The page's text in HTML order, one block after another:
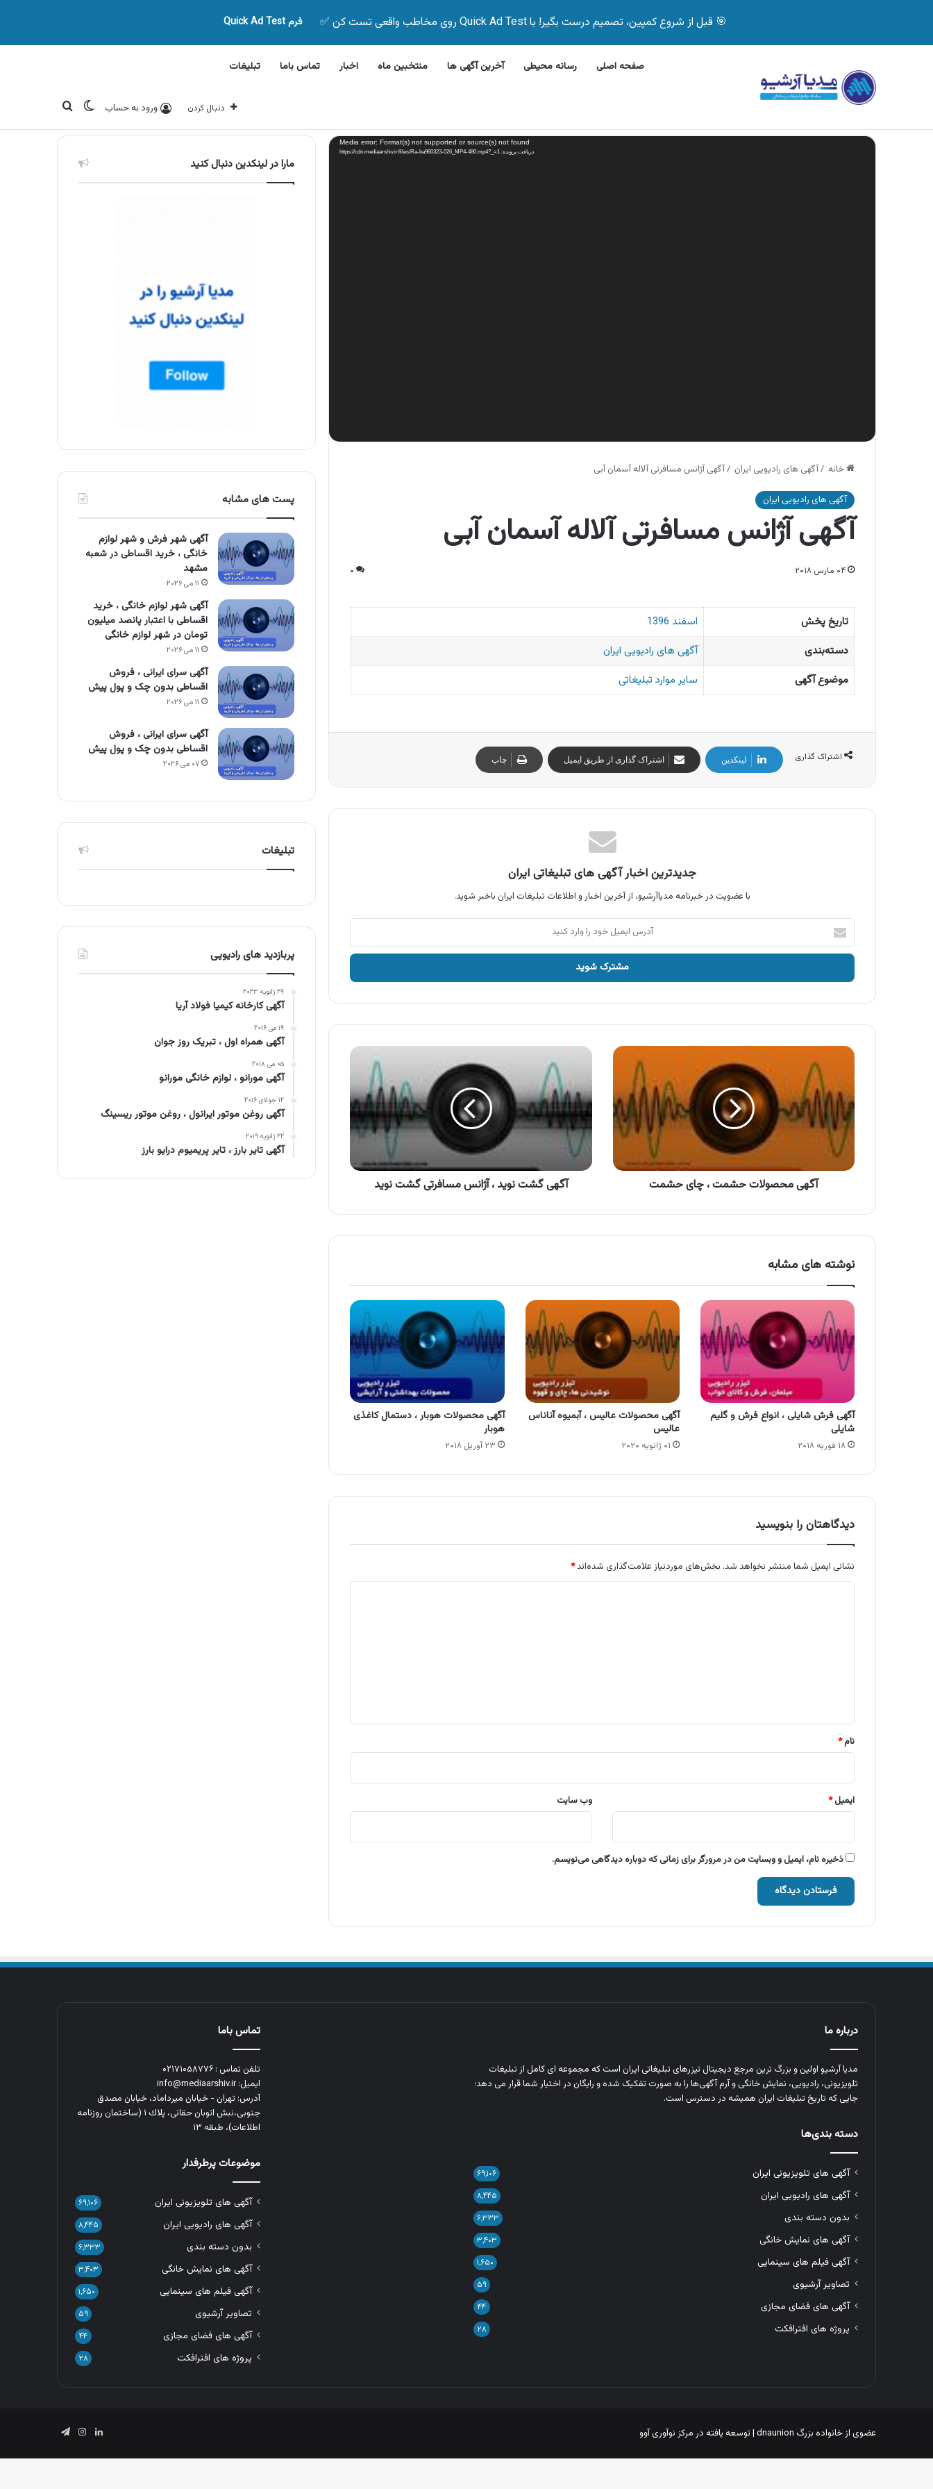
🎯 قبل از شروع کمپین، تصمیم درست بگیر! با Quick Ad Test روی مخاطب واقعی تست کن ✅ فرم Quick Ad Test
صفحه اصلی رسانه محیطی آخرین آگهی ها منتخبین ماه اخبار تماس باما تبلیغات
دنبال کردن ورود به حساب تغییر پوسته
جستجو برای جمعه, 7 آگوست 2026 آگهی های تازه
نمایشگر
ویدیو Media error: Format(s) not supported or source(s) not found
دریافت پرونده: https://cdn.mediaarshiv.ir/files/Ra-ba960323-026_MP4-480.mp4?_=1
خانه /آگهی های رادیویی ایران /آگهی آژانس مسافرتی آلاله آسمان آبی
آگهی های رادیویی ایران
آگهی آژانس مسافرتی آلاله آسمان آبی
۰۴ مارس ۲۰۱۸ ۰
تاریخ پخش
اسفند 1396
دسته‌بندی
آگهی های رادیویی ایران
موضوع آگهی
سایر موارد تبلیغاتی
اشتراک گذاری لینکدین اشتراک گذاری از طریق ایمیل چاپ
جدیدترین اخبار آگهی های تبلیغاتی ایران
با عضویت در خبرنامه مدیاآرشیو، از آخرین اخبار و اطلاعات تبلیغات ایران باخبر شوید.
آدرس
ایمیل
خود
وارد
آگهی
محصولات
حشمت
،
چای
حشمت
آگهی محصولات حشمت ، چای حشمت
آگهی
،
آژانس
مسافرتی
گشت
نوید
آگهی گشت نوید ، آژانس مسافرتی گشت نوید
نوشته های مشابه
آگهی فرش شایلی ، انواع فرش و گلیم
شایلی
۱۸ فوریه ۲۰۱۸
آگهی محصولات عالیس ، آبمیوه آناناس
عالیس
۰۱ ژانویه ۲۰۲۰
آگهی محصولات هوبار ، دستمال کاغذی
هوبار
۲۳ آوریل ۲۰۱۸
دیدگاهتان را بنویسید
نشانی ایمیل شما منتشر نخواهد شد. بخش‌های موردنیاز علامت‌گذاری شده‌اند*
نام*
ایمیل* وب‌ سایت
ذخیره نام، ایمیل و وبسایت من در مرورگر برای زمانی که دوباره دیدگاهی می‌نویسم.
مارا در لینکدین دنبال کنید
پست های مشابه
آگهی شهر فرش و شهر لوازم
خانگی ، خرید اقساطی در شعبه
مشهد
۱۱ می ۲۰۲۶
آگهی شهر لوازم خانگی ، خرید
اقساطی با اعتبار پانصد میلیون
تومان در شهر لوازم خانگی
۱۱ می ۲۰۲۶
آگهی سرای ایرانی ، فروش
اقساطی بدون چک و پول پیش
۱۱ می ۲۰۲۶
آگهی سرای ایرانی ، فروش
اقساطی بدون چک و پول پیش
۰۷ می ۲۰۲۶
تبلیغات
پربازدید های رادیویی
۲۹ ژانویه ۲۰۲۳
آگهی کارخانه کیمیا فولاد آریا
۱۹ می ۲۰۱۶
آگهی همراه اول ، تبریک روز جوان
۰۵ می ۲۰۱۸
آگهی مورانو ، لوازم خانگی مورانو
۱۲ جولای ۲۰۱۶
آگهی روغن موتور ایرانول ، روغن موتور ریسینگ
۲۲ ژانویه ۲۰۱۹
آگهی تایر بارز ، تایر پریمیوم درایو بارز
درباره ما
مدیا آرشیو اولین و بزرگ‌ ترین مرجع دیجیتال تیزرهای تبلیغاتی ایران است که مجموعه‌ ای کامل از تبلیغات
تلویزیونی، رادیویی، نمایش خانگی و آرم‌ آگهی‌ها را به‌ صورت تفکیک‌ شده و رایگان در اختیار شما قرار می‌ دهد؛
جایی که تاریخ تبلیغات ایران همیشه در دسترس است.
دسته بندی‌ها
آگهی های تلویزیونی ایران ۶۹,۱۰۶
آگهی های رادیویی ایران ۸,۴۴۵
بدون دسته بندی ۶,۳۳۳
آگهی های نمایش خانگی ۳,۴۰۳
آگهی فیلم های سینمایی ۱,۶۵۰
تصاویر آرشیوی ۵۹
آگهی های فضای مجازی ۴۴
پروژه های افترافکت ۲۸
تماس باما
تلفن تماس : ۰۲۱۷۱۰۵۸۷۷۶
ایمیل: info@mediaarshiv.ir
آدرس: تهران - خیابان میرداماد، خیابان مصدق
جنوبی،نبش اتوبان حقانی، پلاك ١ (ساختمان روزنامه
اطلاعات)، طبقه ۱۳
موضوعات پرطرفدار
آگهی های تلویزیونی ایران ۶۹,۱۰۶
آگهی های رادیویی ایران ۸,۴۴۵
بدون دسته بندی ۶,۳۳۳
آگهی های نمایش خانگی ۳,۴۰۳
آگهی فیلم های سینمایی ۱,۶۵۰
تصاویر آرشیوی ۵۹
آگهی های فضای مجازی ۴۴
پروژه های افترافکت ۲۸
عضوی از خانواده بزرگ dnaunion | توسعه یافته در مرکز نوآوری آوو لینکدیناینستاگرام
تلگرام